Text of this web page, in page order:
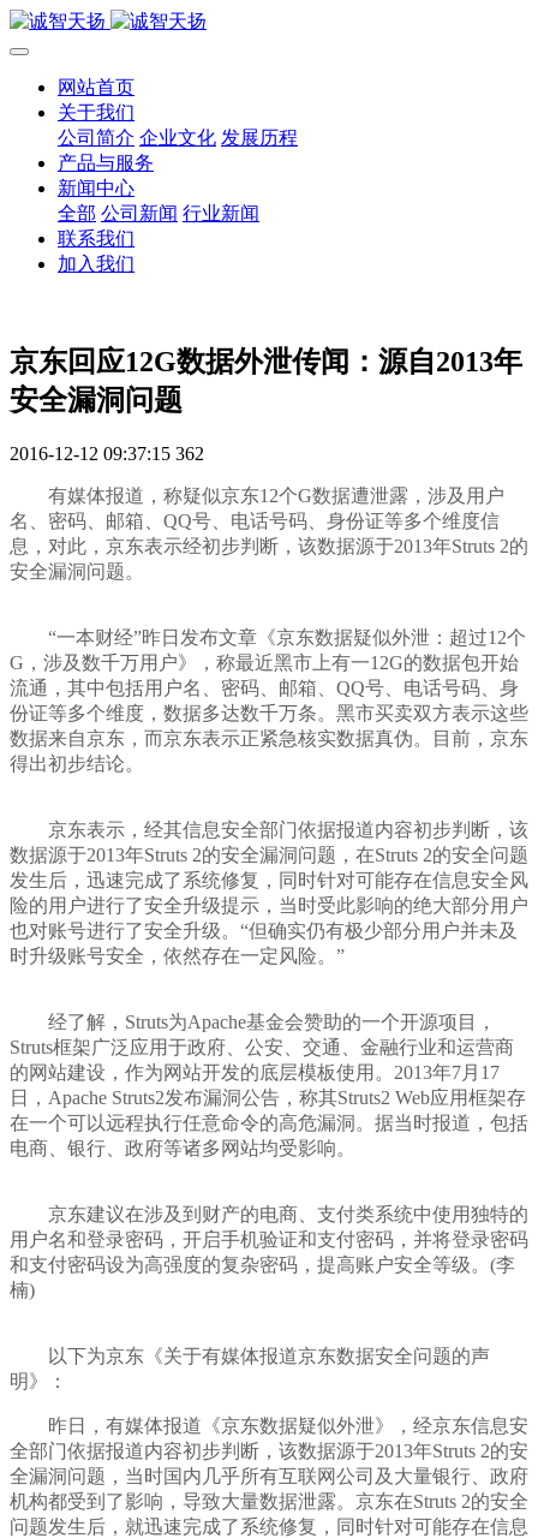
网站首页
关于我们
公司简介 企业文化 发展历程
产品与服务
新闻中心
全部 公司新闻 行业新闻
联系我们
加入我们
京东回应12G数据外泄传闻：源自2013年
安全漏洞问题
2016-12-12 09:37:15 362
有媒体报道，称疑似京东12个G数据遭泄露，涉及用户
名、密码、邮箱、QQ号、电话号码、身份证等多个维度信
息，对此，京东表示经初步判断，该数据源于2013年Struts 2的
安全漏洞问题。
“一本财经”昨日发布文章《京东数据疑似外泄：超过12个
G，涉及数千万用户》，称最近黑市上有一12G的数据包开始
流通，其中包括用户名、密码、邮箱、QQ号、电话号码、身
份证等多个维度，数据多达数千万条。黑市买卖双方表示这些
数据来自京东，而京东表示正紧急核实数据真伪。目前，京东
得出初步结论。
京东表示，经其信息安全部门依据报道内容初步判断，该
数据源于2013年Struts 2的安全漏洞问题，在Struts 2的安全问题
发生后，迅速完成了系统修复，同时针对可能存在信息安全风
险的用户进行了安全升级提示，当时受此影响的绝大部分用户
也对账号进行了安全升级。“但确实仍有极少部分用户并未及
时升级账号安全，依然存在一定风险。”
经了解，Struts为Apache基金会赞助的一个开源项目，
Struts框架广泛应用于政府、公安、交通、金融行业和运营商
的网站建设，作为网站开发的底层模板使用。2013年7月17
日，Apache Struts2发布漏洞公告，称其Struts2 Web应用框架存
在一个可以远程执行任意命令的高危漏洞。据当时报道，包括
电商、银行、政府等诸多网站均受影响。
京东建议在涉及到财产的电商、支付类系统中使用独特的
用户名和登录密码，开启手机验证和支付密码，并将登录密码
和支付密码设为高强度的复杂密码，提高账户安全等级。(李
楠)
以下为京东《关于有媒体报道京东数据安全问题的声
明》：
昨日，有媒体报道《京东数据疑似外泄》，经京东信息安
全部门依据报道内容初步判断，该数据源于2013年Struts 2的安
全漏洞问题，当时国内几乎所有互联网公司及大量银行、政府
机构都受到了影响，导致大量数据泄露。京东在Struts 2的安全
问题发生后，就迅速完成了系统修复，同时针对可能存在信息